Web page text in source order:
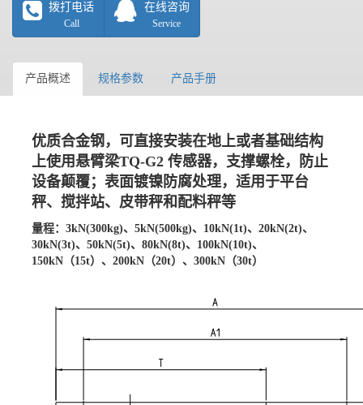
拨打电话
Call
在线咨询
Service
产品概述 规格参数 产品手册
优质合金钢，可直接安装在地上或者基础结构
上使用悬臂梁TQ-G2 传感器，支撑螺栓，防止
设备颠覆；表面镀镍防腐处理，适用于平台
秤、搅拌站、皮带秤和配料秤等
量程： 3kN(300kg)、5kN(500kg)、10kN(1t)、20kN(2t)、
30kN(3t)、50kN(5t)、80kN(8t)、100kN(10t)、
150kN（15t）、200kN（20t）、300kN（30t）